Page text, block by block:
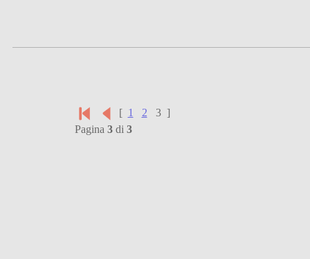
[ 1 2 3 ]
Pagina 3di 3